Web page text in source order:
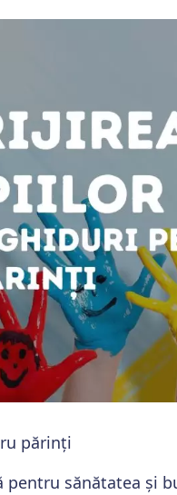
părinți
pentru sănătatea și